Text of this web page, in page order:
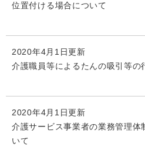
位置付ける場合について
2020年4月1日更新
介護職員等によるたんの吸引等の
2020年4月1日更新
介護サービス事業者の業務管理体
いて